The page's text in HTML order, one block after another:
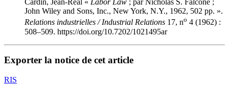
Cardin, Jean-Réal « Labor Law ; par Nicholas S. Falcone ;
John Wiley and Sons, Inc., New York, N.Y., 1962, 502 pp. ».
Relations industrielles / Industrial Relations 17, no 4 (1962) :
508–509. https://doi.org/10.7202/1021495ar
Exporter la notice de cet article
RIS